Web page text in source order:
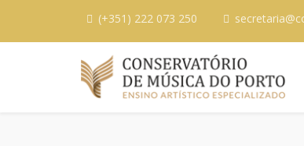
(+351) 222 073 250